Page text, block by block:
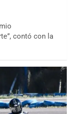
contó con la